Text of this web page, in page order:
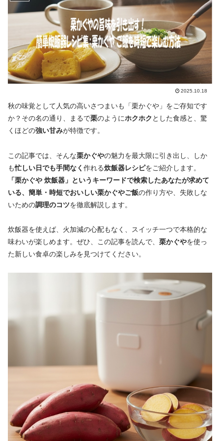
2025.10.18
秋の味覚として人気の高いさつまいも「栗かぐや」をご存知です
か？その名の通り、まるで栗のようにホクホク とした食感と、驚
くほどの強い甘みが特徴です。
この記事では、そんな栗かぐやの魅力を最大限に引き出し、しか
も忙しい日でも手間なく 作れる炊飯器レシピをご紹介します。
「栗かぐや 炊飯器」というキーワードで検索したあなたが求めて
いる、簡単・時短でおいしい栗かぐやご飯の作り方や、失敗しな
いための調理のコツを徹底解説します。
炊飯器を使えば、火加減の心配もなく、スイッチ一つで本格的な
味わいが楽しめます。ぜひ、この記事を読んで、 栗かぐやを使っ
た新しい食卓の楽しみを見つけてください。